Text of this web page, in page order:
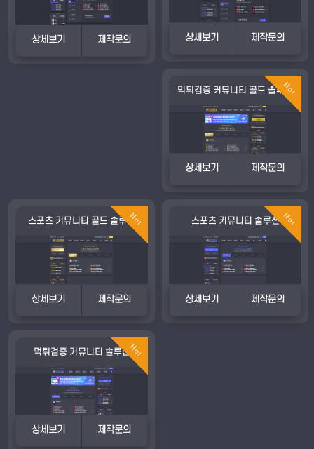
상세보기 제작문의 상세보기 제작문의
Hot
먹튀검증 커뮤니티 골드 솔루션
상세보기 제작문의
Hot
스포츠 커뮤니티 골드 솔루션
상세보기 제작문의
Hot
스포츠 커뮤니티 솔루션
상세보기 제작문의
Hot
먹튀검증 커뮤니티 솔루션
상세보기 제작문의